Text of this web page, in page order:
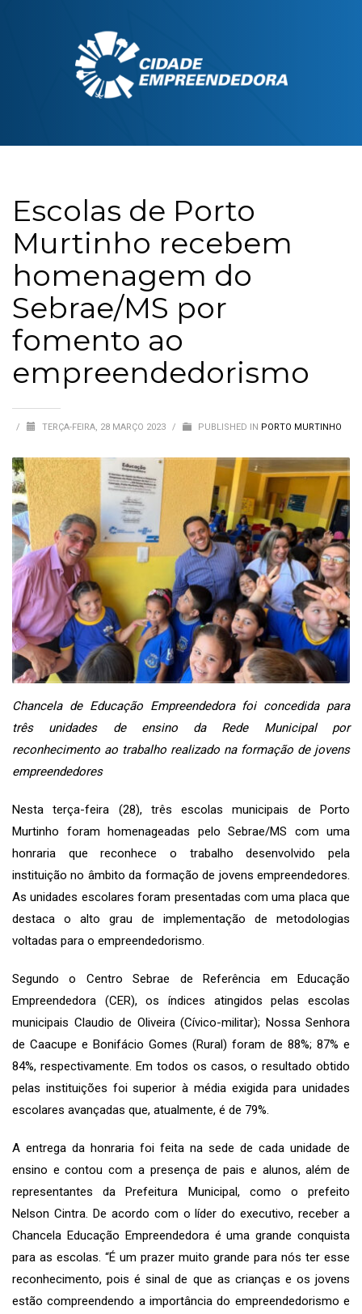
Escolas de Porto
Murtinho recebem
homenagem do
Sebrae/MS por
fomento ao
empreendedorismo
/ TERÇA-FEIRA, 28 MARÇO 2023 / PUBLISHED IN PORTO MURTINHO
Chancela de Educação Empreendedora foi concedida para
três unidades de ensino da Rede Municipal por
reconhecimento ao trabalho realizado na formação de jovens
empreendedores
Nesta terça-feira (28), três escolas municipais de Porto
Murtinho foram homenageadas pelo Sebrae/MS com uma
honraria que reconhece o trabalho desenvolvido pela
instituição no âmbito da formação de jovens empreendedores.
As unidades escolares foram presentadas com uma placa que
destaca o alto grau de implementação de metodologias
voltadas para o empreendedorismo.
Segundo o Centro Sebrae de Referência em Educação
Empreendedora (CER), os índices atingidos pelas escolas
municipais Claudio de Oliveira (Cívico-militar); Nossa Senhora
de Caacupe e Bonifácio Gomes (Rural) foram de 88%; 87% e
84%, respectivamente. Em todos os casos, o resultado obtido
pelas instituições foi superior à média exigida para unidades
escolares avançadas que, atualmente, é de 79%.
A entrega da honraria foi feita na sede de cada unidade de
ensino e contou com a presença de pais e alunos, além de
representantes da Prefeitura Municipal, como o prefeito
Nelson Cintra. De acordo com o líder do executivo, receber a
Chancela Educação Empreendedora é uma grande conquista
para as escolas. “É um prazer muito grande para nós ter esse
reconhecimento, pois é sinal de que as crianças e os jovens
estão compreendendo a importância do empreendedorismo e